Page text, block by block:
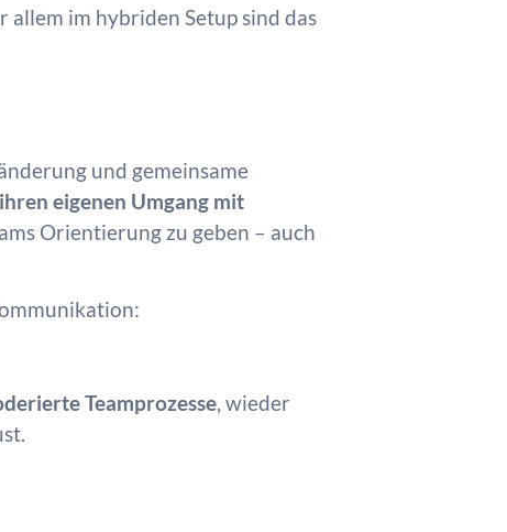
allem im hybriden Setup sind das
und gemeinsame
ihren eigenen Umgang mit
Orientierung zu geben – auch
Teamprozesse, wieder